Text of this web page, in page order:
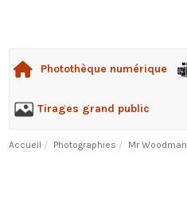
Photothèque numérique
Tirages grand public
Accueil Photographies Mr Woodman